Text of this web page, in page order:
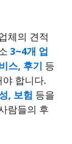
체의 견적
3~4개 업
스, 후기 등
합니다.
, 보험 등을
람들의 후